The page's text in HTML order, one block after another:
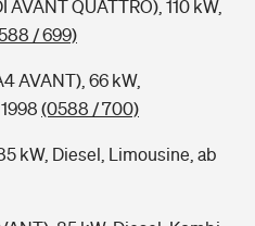
QUATTRO), 110 kW,
/ 699)
AVANT), 66 kW,
(0588 / 700)
kW, Diesel, Limousine, ab